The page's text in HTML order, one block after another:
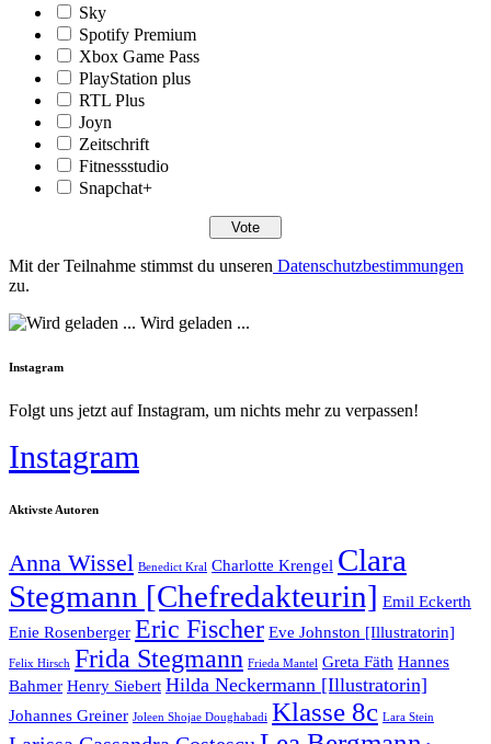
Sky
Spotify Premium
Xbox Game Pass
PlayStation plus
RTL Plus
Joyn
Zeitschrift
Fitnessstudio
Snapchat+
Mit der Teilnahme stimmst du unseren Datenschutzbestimmungen
zu.
Wird geladen ...
Instagram
Folgt uns jetzt auf Instagram, um nichts mehr zu verpassen!
Instagram
Aktivste Autoren
Anna Wissel Benedict Kral Charlotte Krengel Clara
Stegmann [Chefredakteurin] Emil Eckerth
Enie Rosenberger Eric Fischer Eve Johnston [Illustratorin]
Felix Hirsch Frida Stegmann Frieda Mantel Greta Fäth Hannes
Bahmer Henry Siebert Hilda Neckermann [Illustratorin]
Johannes Greiner Joleen Shojae Doughabadi Klasse 8c Lara Stein